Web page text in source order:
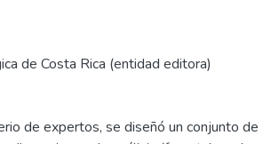
de Costa Rica (entidad editora)
de expertos, se diseñó un conjunto de